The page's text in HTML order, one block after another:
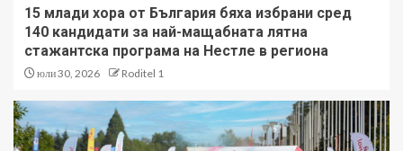
15 млади хора от България бяха избрани сред
140 кандидати за най-мащабната лятна
стажантска програма на Нестле в региона
юли 30, 2026 Roditel 1